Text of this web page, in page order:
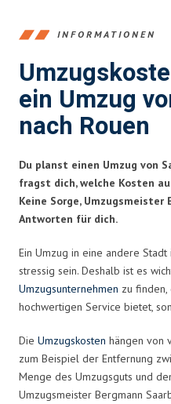
INFORMATIONEN
ein Umzug
nach Rouen
Du planst einen Umzug von
fragst dich, welche Kosten
Keine Sorge, Umzugsmeister
Antworten für dich.
Ein Umzug in eine andere
stressig sein. Deshalb ist es
Umzugsunternehmen zu finden,
hochwertigen Service bietet,
Die Umzugskosten hängen von
zum Beispiel der Entfernung
Menge des Umzugsguts und
Umzugsmeister Bergmann